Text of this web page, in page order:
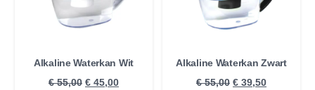
Alkaline Waterkan Wit
€55,00 Oorspronkelijke
€ 45,00Huidige
Alkaline Waterkan Zwart
€55,00 Oorspronkelijke
€ 39,50Huidige